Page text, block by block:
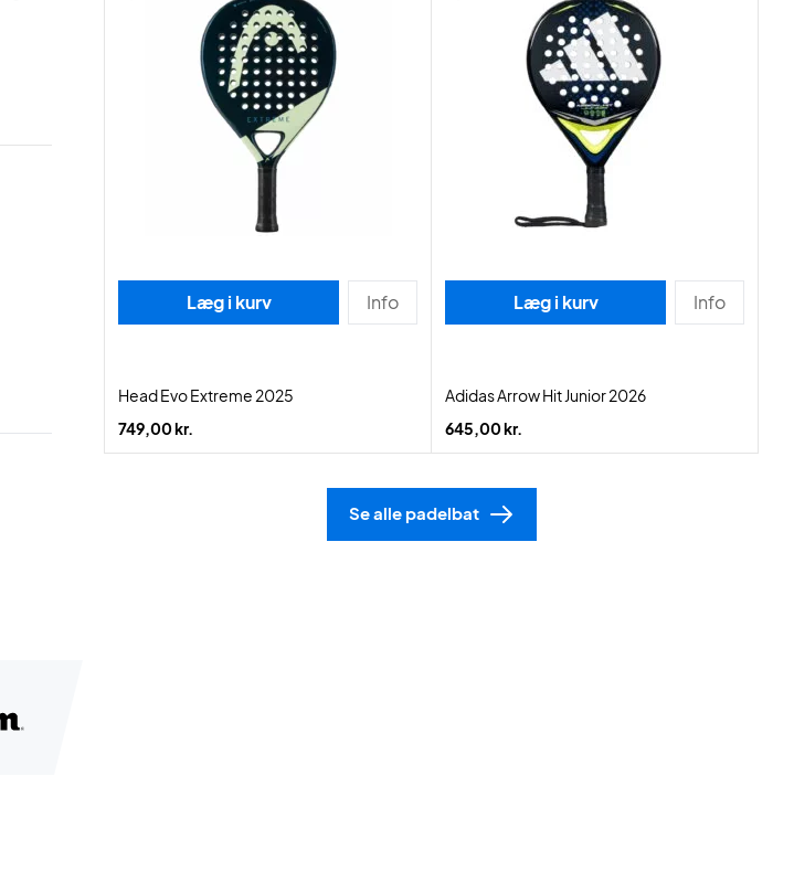
Læg i kurv Info
Head Evo Extreme 2025
749,00 kr.
Læg i kurv Info
Adidas Arrow Hit Junior 2026
645,00 kr.
Se alle padelbat